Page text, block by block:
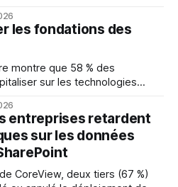
le but est de ne pas utiliser
les fondations des
montre que 58 % des
sur les technologies
Cette pression
et la préparation.
entreprises retardent
sur les données
CoreView, deux tiers (67 %)